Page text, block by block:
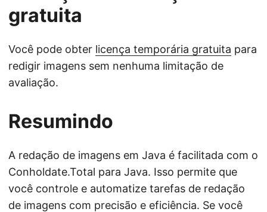
gratuita
Você pode obter licença temporária gratuita para
redigir imagens sem nenhuma limitação de
avaliação.
Resumindo
A redação de imagens em Java é facilitada com o
Conholdate.Total para Java. Isso permite que
você controle e automatize tarefas de redação
de imagens com precisão e eficiência. Se você